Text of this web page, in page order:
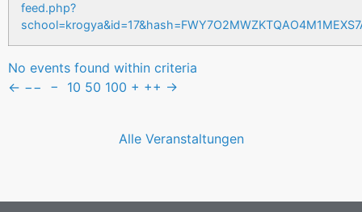
feed.php?
No events found within criteria
← −− − 10 50 100 + ++ →
Alle Veranstaltungen